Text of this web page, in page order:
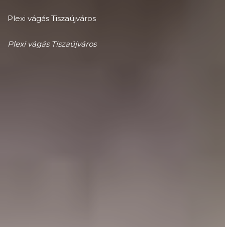
Plexi vágás Tiszaújváros
Plexi vágás Tiszaújváros